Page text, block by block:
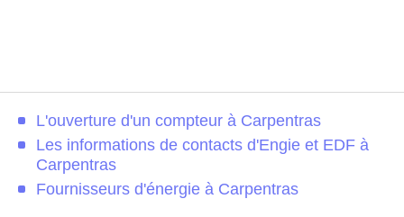
L'ouverture d'un compteur à Carpentras
Les informations de contacts d'Engie et EDF à
Carpentras
Fournisseurs d'énergie à Carpentras